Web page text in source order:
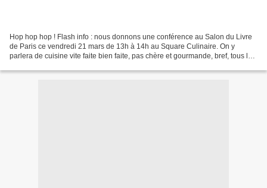
Hop hop hop ! Flash info : nous donnons une conférence au Salon du Livre
de Paris ce vendredi 21 mars de 13h à 14h au Square Culinaire. On y
parlera de cuisine vite faite bien faite, pas chère et gourmande, bref, tous les